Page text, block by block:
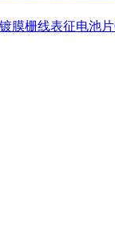
镀膜栅线表征电池